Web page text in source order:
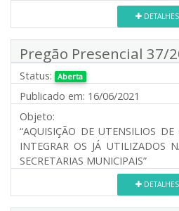
DETALHES
Pregão Presencial 37/
Status: Aberta
Publicado em: 16/06/2021
Objeto:
“AQUISIÇÃO DE UTENSILIOS
INTEGRAR OS JÁ UTILIZADOS
SECRETARIAS MUNICIPAIS”
DETALHES